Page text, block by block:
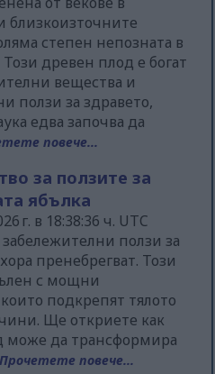
близкоизточните
степен непозната в
древен плод е богат
вещества и
ползи за здравето,
едва започва да
повече...
за ползите за
ябълка
г. в 18:38:36 ч. UTC
ползи за
пренебрегват. Този
с мощни
подкрепят тялото
Ще откриете как
може да трансформира
Прочетете повече...